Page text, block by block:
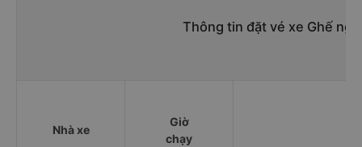
Thông tin đặt vé xe Ghế
Nhà xe
Giờ
chạy